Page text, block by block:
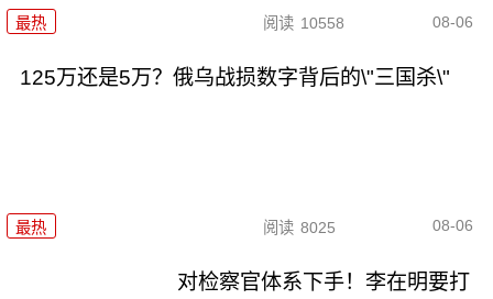
最热 阅读 10558 08-06
125万还是5万？俄乌战损数字背后的\"三国杀\"
最热 阅读 8025 08-06
对检察官体系下手！李在明要打